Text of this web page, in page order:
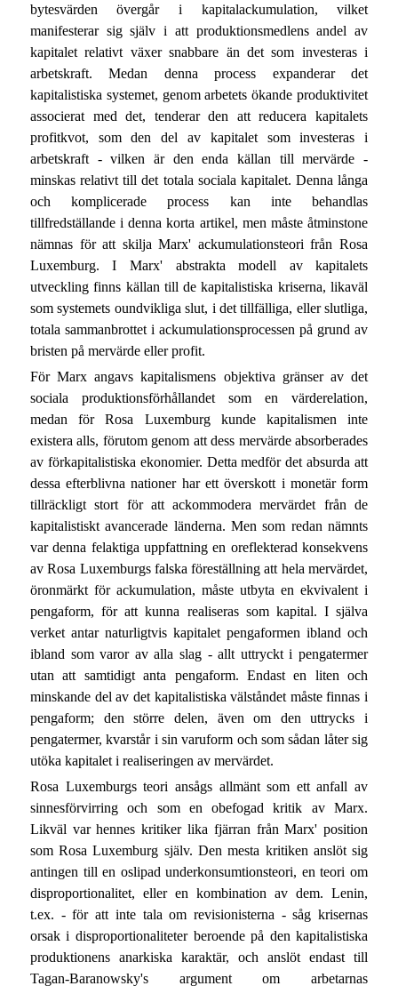
bytesvärden övergår i kapitalackumulation, vilket
manifesterar sig själv i att produktionsmedlens andel av
kapitalet relativt växer snabbare än det som investeras i
arbetskraft. Medan denna process expanderar det
kapitalistiska systemet, genom arbetets ökande produktivitet
associerat med det, tenderar den att reducera kapitalets
profitkvot, som den del av kapitalet som investeras i
arbetskraft - vilken är den enda källan till mervärde -
minskas relativt till det totala sociala kapitalet. Denna långa
och komplicerade process kan inte behandlas
tillfredställande i denna korta artikel, men måste åtminstone
nämnas för att skilja Marx' ackumulationsteori från Rosa
Luxemburg. I Marx' abstrakta modell av kapitalets
utveckling finns källan till de kapitalistiska kriserna, likaväl
som systemets oundvikliga slut, i det tillfälliga, eller slutliga,
totala sammanbrottet i ackumulationsprocessen på grund av
bristen på mervärde eller profit.
För Marx angavs kapitalismens objektiva gränser av det
sociala produktionsförhållandet som en värderelation,
medan för Rosa Luxemburg kunde kapitalismen inte
existera alls, förutom genom att dess mervärde absorberades
av förkapitalistiska ekonomier. Detta medför det absurda att
dessa efterblivna nationer har ett överskott i monetär form
tillräckligt stort för att ackommodera mervärdet från de
kapitalistiskt avancerade länderna. Men som redan nämnts
var denna felaktiga uppfattning en oreflekterad konsekvens
av Rosa Luxemburgs falska föreställning att hela mervärdet,
öronmärkt för ackumulation, måste utbyta en ekvivalent i
pengaform, för att kunna realiseras som kapital. I själva
verket antar naturligtvis kapitalet pengaformen ibland och
ibland som varor av alla slag - allt uttryckt i pengatermer
utan att samtidigt anta pengaform. Endast en liten och
minskande del av det kapitalistiska välståndet måste finnas i
pengaform; den större delen, även om den uttrycks i
pengatermer, kvarstår i sin varuform och som sådan låter sig
utöka kapitalet i realiseringen av mervärdet.
Rosa Luxemburgs teori ansågs allmänt som ett anfall av
sinnesförvirring och som en obefogad kritik av Marx.
Likväl var hennes kritiker lika fjärran från Marx' position
som Rosa Luxemburg själv. Den mesta kritiken anslöt sig
antingen till en oslipad underkonsumtionsteori, en teori om
disproportionalitet, eller en kombination av dem. Lenin,
t.ex. - för att inte tala om revisionisterna - såg krisernas
orsak i disproportionaliteter beroende på den kapitalistiska
produktionens anarkiska karaktär, och anslöt endast till
Tagan-Baranowsky's argument om arbetarnas